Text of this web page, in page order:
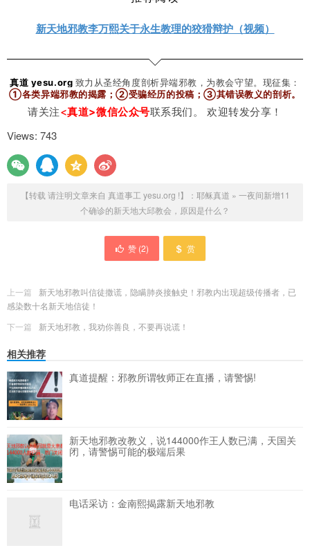
新天地邪教李万熙关于永生教理的狡猾辩护（视频）
真道 yesu.org 致力从圣经角度剖析异端邪教，为教会守望。 现征集：
①各类异端邪教的揭露；②受骗经历的投稿；③其错误教义的剖析。
请关注<真道>微信公众号联系我们。 欢迎转发分享！
Views: 743
【转载 请注明文章来自 真道事工 yesu.org !】： 耶稣真道 » ​一夜间新增11
个确诊的新天地大邱教会，原因是什么？
赞 (2) 赏
上一篇
新天地邪教叫信徒撒谎，隐瞒肺炎接触史！邪教内出现超级传播者，已
感染数十名新天地信徒！
下一篇
新天地邪教，我劝你善良，不要再说谎！
相关推荐
真道提醒：邪教所谓牧师正在直播，请警惕!
新天地邪教改教义，说144000作王人数已满，天国关
闭，请警惕可能的极端后果
电话采访：金南熙揭露新天地邪教